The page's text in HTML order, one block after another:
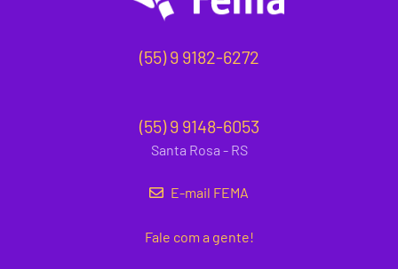
(55) 9 9182-6272
(55) 9 9148-6053
Santa Rosa - RS
E-mail FEMA
Fale com a gente!